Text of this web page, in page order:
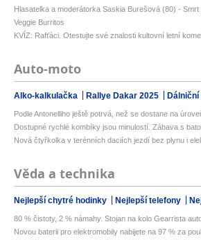
Hlasatelka a moderátorka Saskia Burešová (80) - Smrt
Veggie Burritos
KVÍZ: Rafťáci. Otestujte své znalosti kultovní letní
Auto-moto
Alko-kalkulačka Rallye Dakar 2025
Podle Antonelliho ještě potrvá, než se dostane na
Dostupné rychlé kombíky jsou minulostí. Zábava s
Nová čtyřkolka v terénních daciích jezdí bez plynu i
Věda a technika
Nejlepší chytré hodinky Nejlepší telefony
80 % čistoty, 2 % námahy. Stojan na kolo Gearrista
Novou baterii pro elektromobily nabijete na 97 % za